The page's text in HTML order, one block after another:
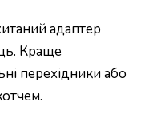
адаптер
Краще
перехідники або